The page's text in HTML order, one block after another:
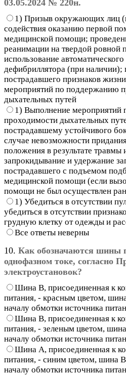
03.05.2024 № 220н.
1) Призыв окружающих лиц
содействия оказанию первой
медицинской помощи;
реанимации на твердой ровной
использование
дефибриллятора (при наличии);
пострадавшего признаков
мероприятий по поддержанию
дыхательных путей
1) Выполнение мероприятий
проходимости дыхательных
пострадавшему устойчивого
случае невозможности
положения в результате
запрокидывание и удержание
пострадавшего с подъемом
медицинской помощи (если
помощи не был осуществлен
1) Убедиться в отсутствии
убедиться в отсутствии
грудную клетку от одежды и
Все ответы неверны
10. Как обозначаются шины
однофазном токе, согласно
электроустановок?
Шина В, присоединенная к
питания, - красным цветом,
началу обмотки источника
Шина В, присоединенная к
питания, - зеленым цветом,
началу обмотки источника
Шина А, присоединенная к
питания, - синим цветом, шина
началу обмотки источника